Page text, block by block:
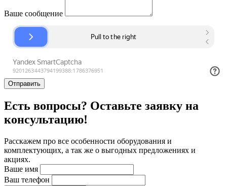
Ваше сообщение
Отправить
Есть вопросы? Оставьте заявку на
консультацию!
Расскажем про все особенности оборудования и
комплектующих, а так же о выгодных предложениях и
акциях.
Ваше имя
Ваш телефон